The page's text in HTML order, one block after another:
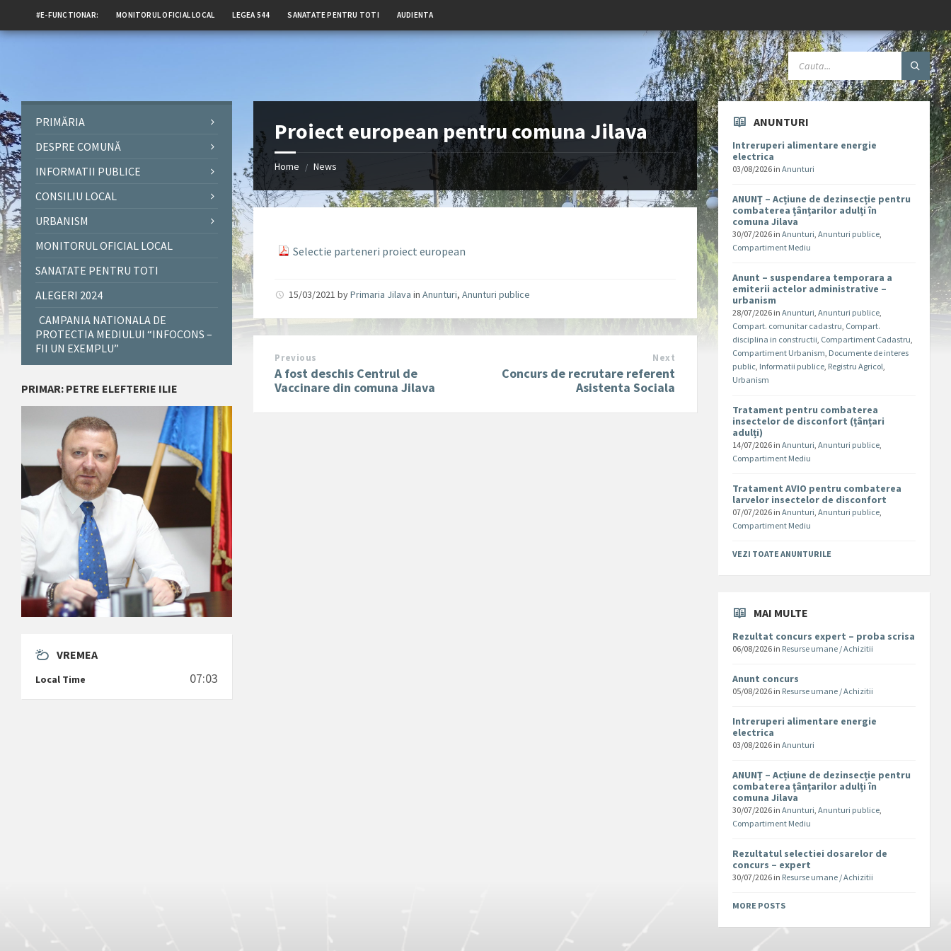
#E-FUNCTIONAR: MONITORUL OFICIAL LOCAL LEGEA 544 SANATATE PENTRU TOTI AUDIENTA
Proiect european pentru comuna Jilava
Home / News
Selectie parteneri proiect european
15/03/2021byPrimaria Jilava inAnunturi,Anunturi publice
Previous
A fost deschis Centrul de
Vaccinare din comuna Jilava
Next
Concurs de recrutare referent
Asistenta Sociala
PRIMĂRIA
DESPRE COMUNĂ
INFORMATII PUBLICE
CONSILIU LOCAL
URBANISM
MONITORUL OFICIAL LOCAL
SANATATE PENTRU TOTI
ALEGERI 2024
CAMPANIA NATIONALA DE
PROTECTIA MEDIULUI “INFOCONS –
FII UN EXEMPLU”
PRIMAR: PETRE ELEFTERIE ILIE
VREMEA
Local Time 07:03
ANUNTURI
Intreruperi alimentare energie
electrica
03/08/2026 inAnunturi
ANUNȚ – Acțiune de dezinsecție pentru
combaterea țânțarilor adulți în
comuna Jilava
30/07/2026 inAnunturi,Anunturi publice,
Compartiment Mediu
Anunt – suspendarea temporara a
emiterii actelor administrative –
urbanism
28/07/2026 inAnunturi,Anunturi publice,
Compart. comunitar cadastru, Compart.
disciplina in constructii, Compartiment Cadastru,
Compartiment Urbanism, Documente de interes
public, Informatii publice, Registru Agricol,
Urbanism
Tratament pentru combaterea
insectelor de disconfort (țânțari
adulți)
14/07/2026 inAnunturi,Anunturi publice,
Compartiment Mediu
Tratament AVIO pentru combaterea
larvelor insectelor de disconfort
07/07/2026 inAnunturi,Anunturi publice,
Compartiment Mediu
VEZI TOATE ANUNTURILE
MAI MULTE
Rezultat concurs expert – proba scrisa
06/08/2026 in Resurse umane / Achizitii
Anunt concurs
05/08/2026 in Resurse umane / Achizitii
Intreruperi alimentare energie
electrica
03/08/2026 inAnunturi
ANUNȚ – Acțiune de dezinsecție pentru
combaterea țânțarilor adulți în
comuna Jilava
30/07/2026 inAnunturi,Anunturi publice,
Compartiment Mediu
Rezultatul selectiei dosarelor de
concurs – expert
30/07/2026 in Resurse umane / Achizitii
MORE POSTS